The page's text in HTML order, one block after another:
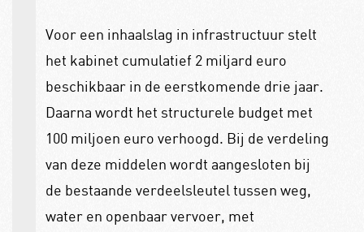
Voor een inhaalslag in infrastructuur stelt
het kabinet cumulatief 2 miljard euro
beschikbaar in de eerstkomende drie jaar.
Daarna wordt het structurele budget met
100 miljoen euro verhoogd. Bij de verdeling
van deze middelen wordt aangesloten bij
de bestaande verdeelsleutel tussen weg,
water en openbaar vervoer, met